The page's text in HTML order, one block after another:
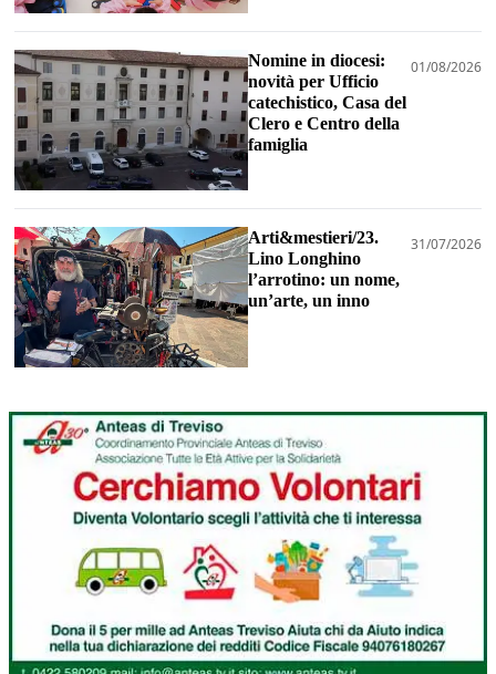
Nomine in diocesi:
novità per Ufficio
catechistico, Casa del
Clero e Centro della
famiglia
01/08/2026
Arti&mestieri/23.
Lino Longhino
l’arrotino: un nome,
un’arte, un inno
31/07/2026